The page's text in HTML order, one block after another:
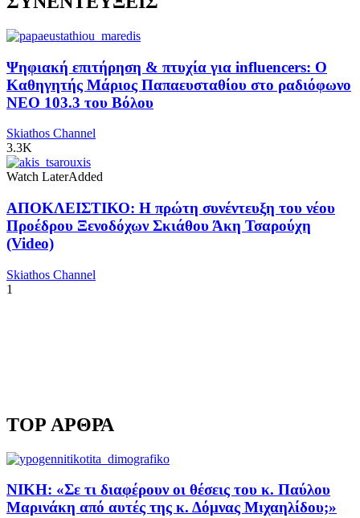
Ψηφιακή επιτήρηση & πτυχία για influencers: Ο
Καθηγητής Μάριος Παπαευσταθίου στο ραδιόφωνο
NEO 103.3 του Βόλου
Skiathos Channel
3.3K
Watch LaterAdded
ΑΠΟΚΛΕΙΣΤΙΚΟ: Η πρώτη συνέντευξη του νέου
Προέδρου Ξενοδόχων Σκιάθου Άκη Τσαρούχη
(Video)
Skiathos Channel
1
TOP ΑΡΘΡΑ
ΝΙΚΗ: «Σε τι διαφέρουν οι θέσεις του κ. Παύλου
Μαρινάκη από αυτές της κ. Δόμνας Μιχαηλίδου;»